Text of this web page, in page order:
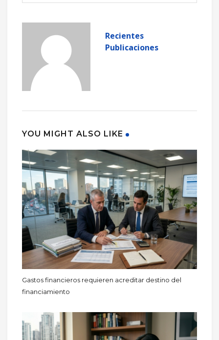
Recientes
Publicaciones
YOU MIGHT ALSO LIKE
Gastos financieros requieren acreditar destino del
financiamiento